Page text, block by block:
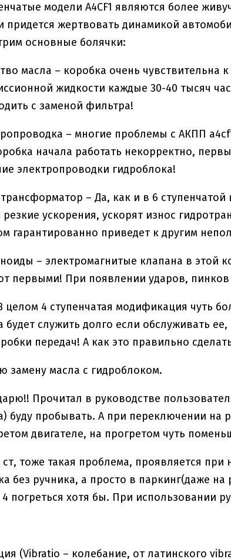
модели A4CF1 являются более
придется жертвовать динамикой
основные болячки:
масла – коробка очень чувствительна
жидкости каждые 30-40 тысяч
с заменой фильтра!
– многие проблемы с АКПП
начала работать некорректно,
электропроводки гидроблока!
– Да, как и в 6
резкие ускорения, ускорят износ
гарантированно приведет к другим
– электромагнитые клапана в этой
первыми! При появлении ударов,
целом 4 ступенчатая модификация чуть
будет служить долго если обслуживать
передач! А как это правильно
замену масла с гидроблоком.
Прочитал в руководстве
буду пробывать. А при переключении на
двигателе, на прогретом чуть
тоже такая проблема, проявляется
без ручника, а просто в паркинг(даже
погреться хотя бы. При использовании
(Vibratio – колебание, от латинского